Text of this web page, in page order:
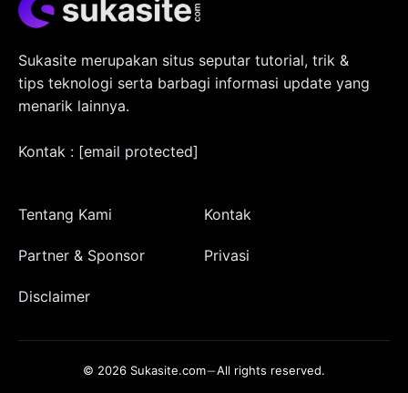
Sukasite merupakan situs seputar tutorial, trik &
tips teknologi serta barbagi informasi update yang
menarik lainnya.
Kontak : [email protected]
Tentang Kami Kontak
Partner & Sponsor Privasi
Disclaimer
© 2026 Sukasite.com All rights reserved.